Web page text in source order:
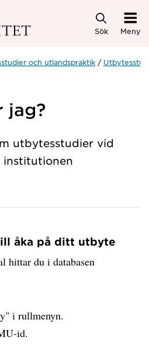
Sök Meny
och utlandspraktik
jag?
utbytesstudier vid
institutionen
åka på ditt utbyte
hittar du i databasen
i rullmenyn.
id.